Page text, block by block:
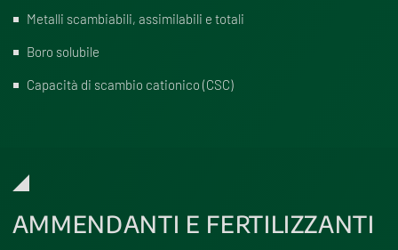
Metalli scambiabili, assimilabili e totali
Boro solubile
Capacità di scambio cationico (CSC)
AMMENDANTI E FERTILIZZANTI